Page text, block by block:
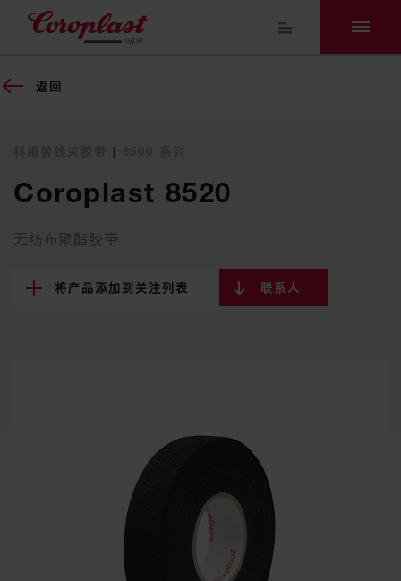
返回
|
Coroplast 8520
无纺布聚酯胶带
将产品添加到关注列表 联系人